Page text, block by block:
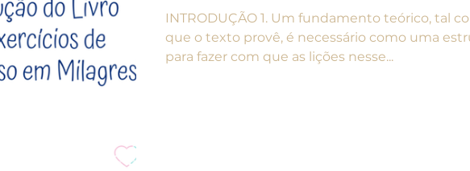
INTRODUÇÃO 1. Um fundamento teórico, tal
que o texto provê, é necessário como uma
para fazer com que as lições nesse...